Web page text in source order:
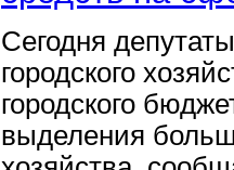
Сегодня
городского
городского
выделения